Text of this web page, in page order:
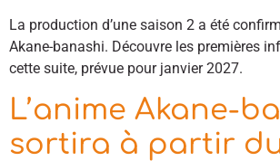
La production d’une saison 2 a été
Akane-banashi. Découvre les premières
cette suite, prévue pour janvier 2027.
L’anime Akane-
sortira à partir